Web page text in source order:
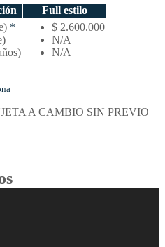
Full estilo
*
$ 2.600.000
N/A
N/A
A CAMBIO SIN PREVIO